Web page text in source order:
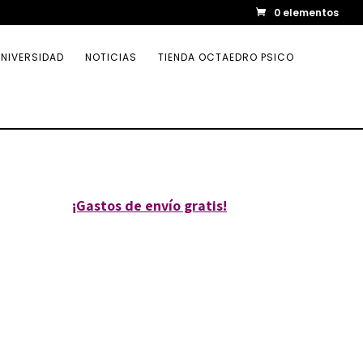
0 elementos
NOTICIAS TIENDA OCTAEDRO PSICO
¡Gastos de envío gratis!